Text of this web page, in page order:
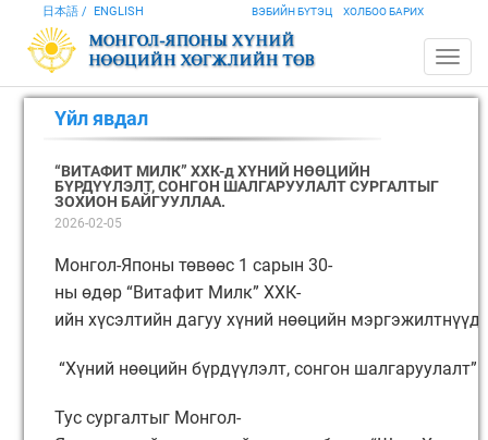
ВЭБИЙН БҮТЭЦ ХОЛБОО БАРИХ
日本語 ENGLISH
Үйл явдал
“ВИТАФИТ МИЛК” ХХК-д ХҮНИЙ НӨӨЦИЙН
БҮРДҮҮЛЭЛТ, СОНГОН ШАЛГАРУУЛАЛТ СУРГАЛТЫГ
ЗОХИОН БАЙГУУЛЛАА.
2026-02-05
Монгол-Японы төвөөс 1 сарын 30-
ны өдөр “Витафит Милк” ХХК-
ийн хүсэлтийн дагуу хүний нөөцийн
“Хүний нөөцийн бүрдүүлэлт, сонгон
Тус сургалтыг Монгол-